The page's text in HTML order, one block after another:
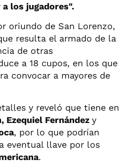
a los jugadores".
oriundo de San Lorenzo,
resulta el armado de la
de otras
a 18 cupos, en los que
convocar a mayores de
y reveló que tiene en
Ezequiel Fernández y
, por lo que podrían
eventual llave por los
.